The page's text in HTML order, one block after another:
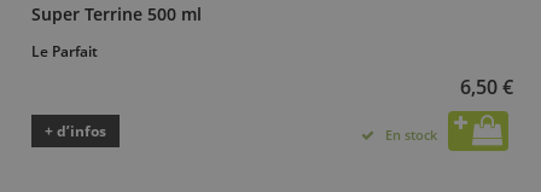
Super Terrine 500 ml
Le Parfait
6,50 €
+ d’infos En stock